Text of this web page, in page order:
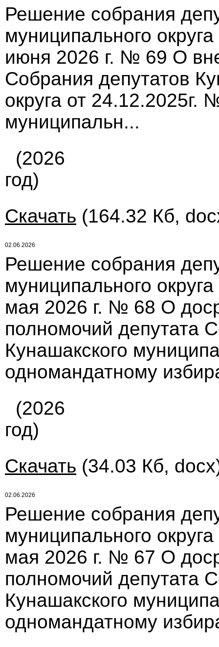
Решение собрания
муниципального
июня 2026 г. № 69 О
Собрания депутатов
округа от
муниципальн...
(2026
год)
Скачать (164.32 Кб,
02.06.2026
Решение собрания
муниципального
мая 2026 г. № 68 О
полномочий депутата
Кунашакского
одномандатному
(2026
год)
Скачать (34.03 Кб,
02.06.2026
Решение собрания
муниципального
мая 2026 г. № 67 О
полномочий депутата
Кунашакского
одномандатному